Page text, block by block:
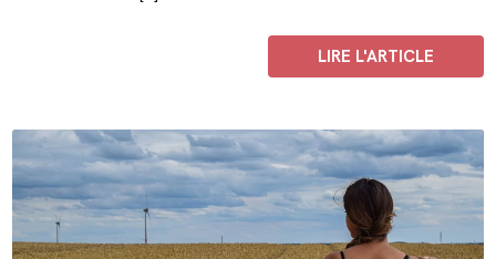
LIRE L'ARTICLE